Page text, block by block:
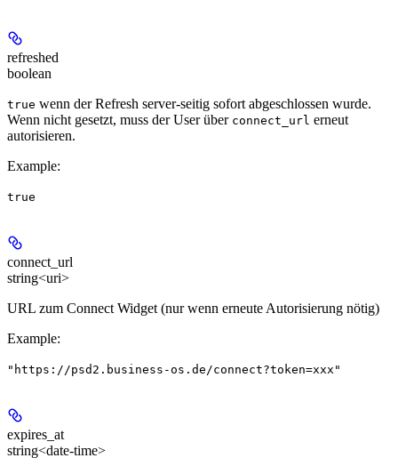
refreshed
boolean
true wenn der Refresh server-seitig sofort abgeschlossen wurde.
Wenn nicht gesetzt, muss der User über connect_url erneut
autorisieren.
Example:
true
connect_url
string<uri>
URL zum Connect Widget (nur wenn erneute Autorisierung nötig)
Example:
"https://psd2.business-os.de/connect?token=xxx"
expires_at
string<date-time>